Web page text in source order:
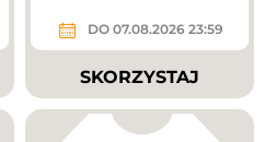
DO 07.08.2026 23:59
SKORZYSTAJ